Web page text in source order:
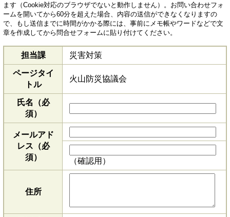
ます（Cookie対応のブラウザでないと動作しません）。お問い合わせフォ
ームを開いてから60分を超えた場合、内容の送信ができなくなりますの
で、もし送信までに時間がかかる際には、事前にメモ帳やワードなどで文
章を作成してから問合せフォームに貼り付けてください。
担当課 災害対策
ページタイ
トル
火山防災協議会
氏名（必
須）
メールアド
レス （必
須）
（確認用）
住所